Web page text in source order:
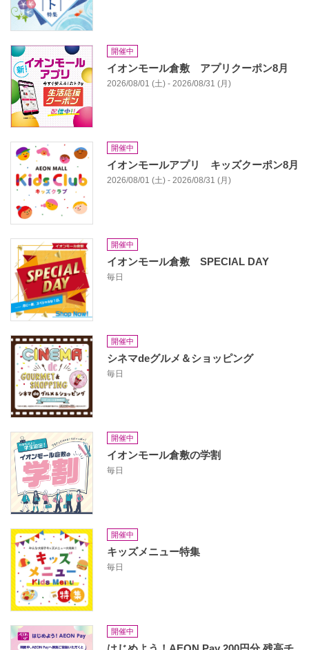
開催中
イオンモール倉敷 アプリクーポン8月
2026/08/01 (土) - 2026/08/31 (月)
開催中
イオンモールアプリ キッズクーポン8月
2026/08/01 (土) - 2026/08/31 (月)
開催中
イオンモール倉敷 SPECIAL DAY
毎日
開催中
シネマdeグルメ＆ショッピング
毎日
開催中
イオンモール倉敷の学割
毎日
開催中
キッズメニュー特集
毎日
開催中